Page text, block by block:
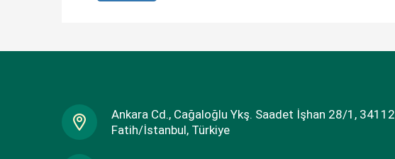
Ankara Cd., Cağaloğlu Ykş. Saadet İşhan 28/1, 34112
Fatih/İstanbul, Türkiye